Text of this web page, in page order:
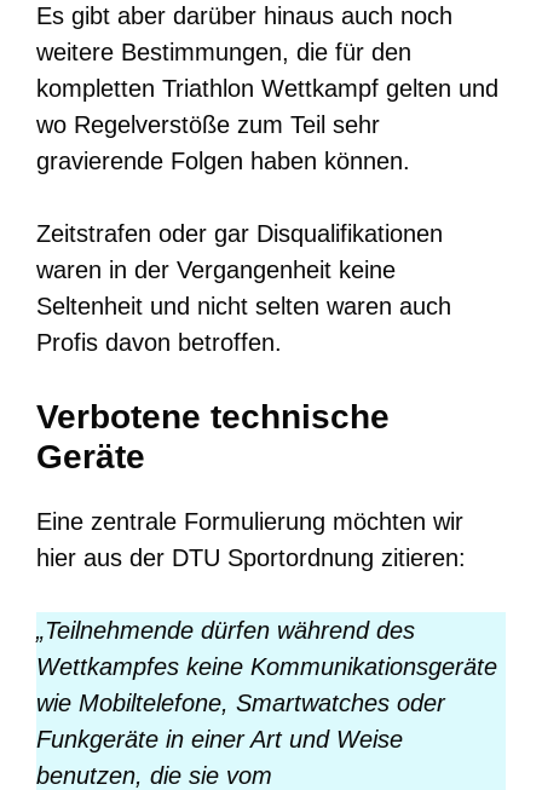
Es gibt aber darüber hinaus auch noch
weitere Bestimmungen, die für den
kompletten Triathlon Wettkampf gelten und
wo Regelverstöße zum Teil sehr
gravierende Folgen haben können.
Zeitstrafen oder gar Disqualifikationen
waren in der Vergangenheit keine
Seltenheit und nicht selten waren auch
Profis davon betroffen.
Verbotene technische
Geräte
Eine zentrale Formulierung möchten wir
hier aus der DTU Sportordnung zitieren:
„Teilnehmende dürfen während des
Wettkampfes keine Kommunikationsgeräte
wie Mobiltelefone, Smartwatches oder
Funkgeräte in einer Art und Weise
benutzen, die sie vom